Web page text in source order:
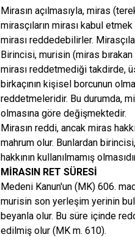
Mirasın açılmasıyla, miras
mirasçıların mirası kabul
mirası reddedebilirler.
Birincisi, murisin (miras bırakan
mirası reddetmediği takdirde,
birkaçının kişisel borcunun
reddetmeleridir. Bu durumda,
olmasına göre değişmektedir.
Mirasın reddi, ancak miras
mahrum olur. Bunlardan
hakkının kullanılmamış
MİRASIN RET SÜRESİ
Medeni Kanun'un (MK) 606.
murisin son yerleşim yerinin
beyanla olur. Bu süre içinde
edilmiş olur (MK m. 610).